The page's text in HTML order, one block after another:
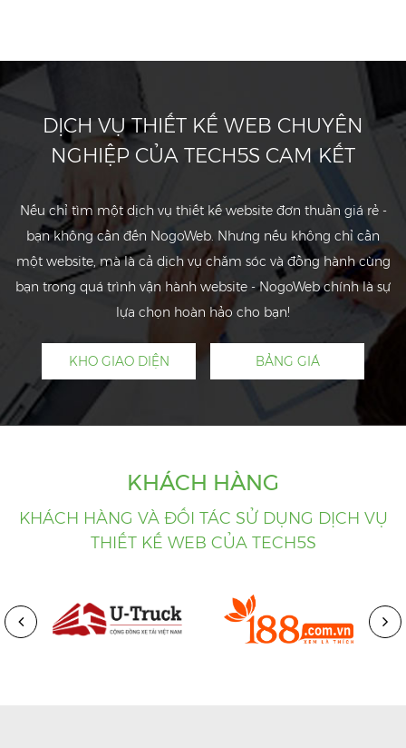
DỊCH VỤ THIẾT KẾ WEB CHUYÊN
NGHIỆP CỦA TECH5S CAM KẾT
Nếu chỉ tìm một dịch vụ thiết kế website đơn thuần giá rẻ -
bạn không cần đến NogoWeb. Nhưng nếu không chỉ cần
một website, mà là cả dịch vụ chăm sóc và đồng hành cùng
bạn trong quá trình vận hành website - NogoWeb chính là sự
lựa chọn hoàn hảo cho bạn!
KHO GIAO DIỆN BẢNG GIÁ
KHÁCH HÀNG
KHÁCH HÀNG VÀ ĐỐI TÁC SỬ DỤNG DỊCH VỤ
THIẾT KẾ WEB CỦA TECH5S